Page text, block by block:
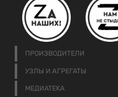
ПРОИЗВОДИТЕЛИ
УЗЛЫ И АГРЕГАТЫ
МЕДИАТЕКА